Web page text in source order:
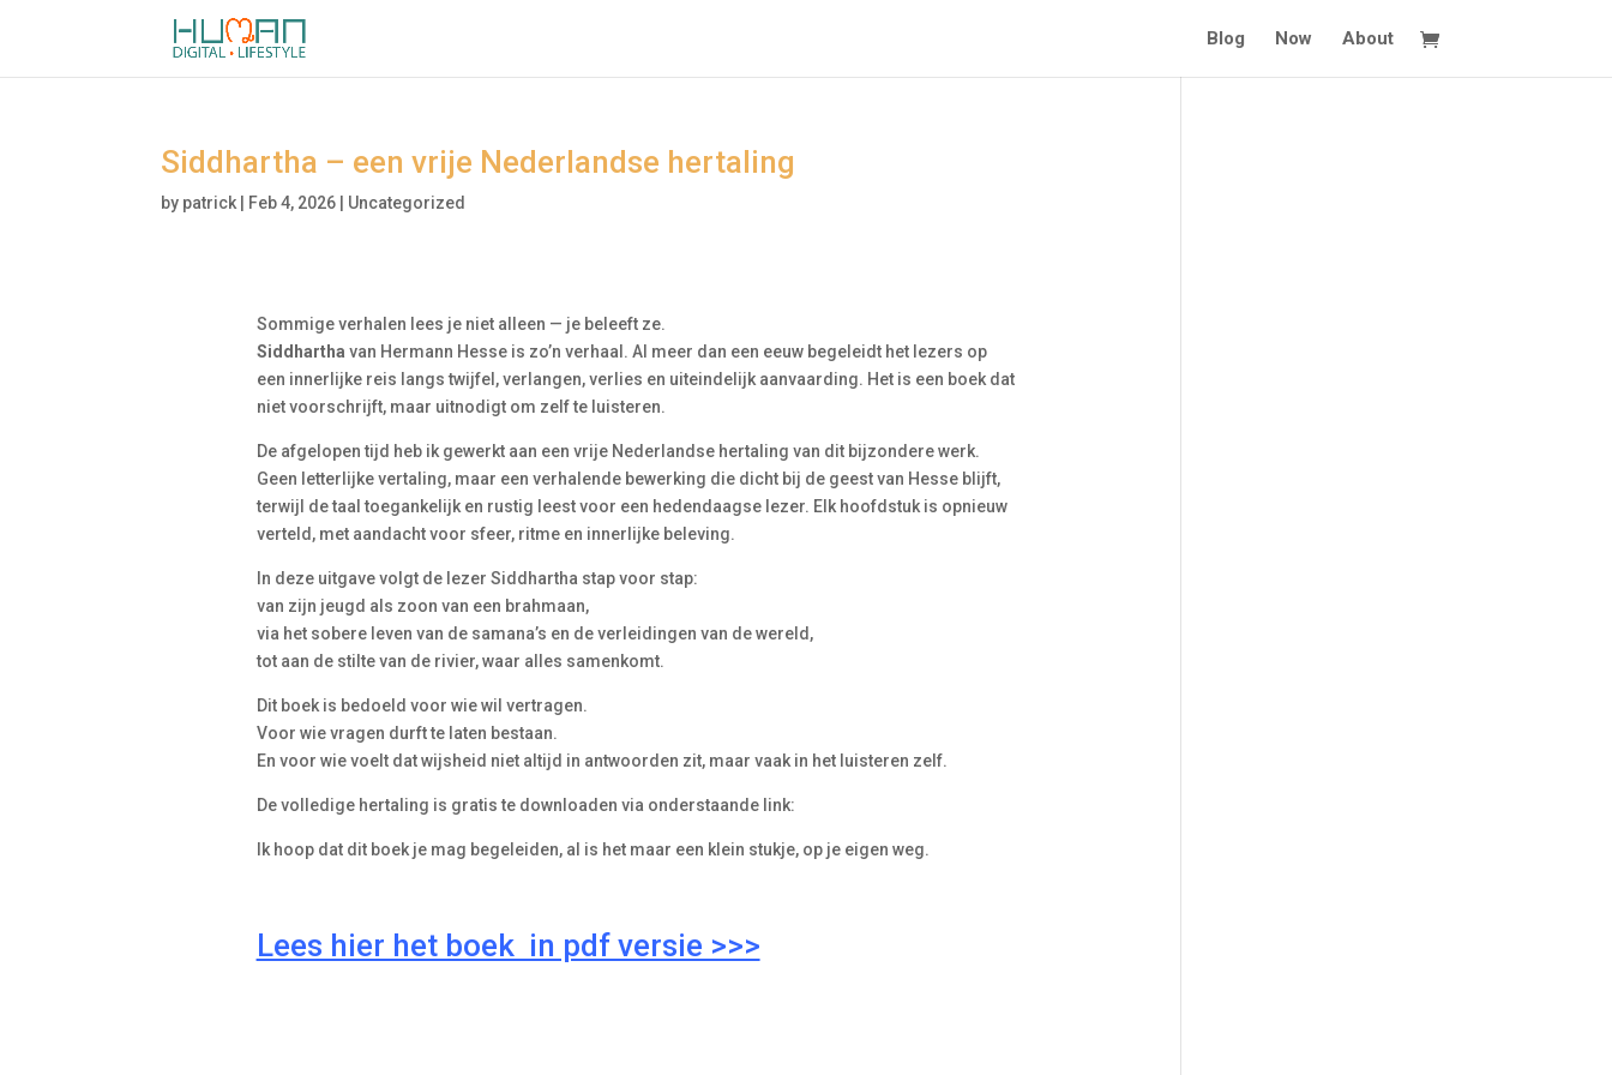
Blog Now About
Siddhartha – een vrije Nederlandse hertaling
by patrick Feb 4, 2026 Uncategorized
Sommige verhalen lees je niet alleen — je beleeft ze.
Siddhartha van Hermann Hesse is zo’n verhaal. Al meer dan een eeuw begeleidt het lezers op
een innerlijke reis langs twijfel, verlangen, verlies en uiteindelijk aanvaarding. Het is een boek dat
niet voorschrijft, maar uitnodigt om zelf te luisteren.
De afgelopen tijd heb ik gewerkt aan een vrije Nederlandse hertaling van dit bijzondere werk.
Geen letterlijke vertaling, maar een verhalende bewerking die dicht bij de geest van Hesse blijft,
terwijl de taal toegankelijk en rustig leest voor een hedendaagse lezer. Elk hoofdstuk is opnieuw
verteld, met aandacht voor sfeer, ritme en innerlijke beleving.
In deze uitgave volgt de lezer Siddhartha stap voor stap:
van zijn jeugd als zoon van een brahmaan,
via het sobere leven van de samana’s en de verleidingen van de wereld,
tot aan de stilte van de rivier, waar alles samenkomt.
Dit boek is bedoeld voor wie wil vertragen.
Voor wie vragen durft te laten bestaan.
En voor wie voelt dat wijsheid niet altijd in antwoorden zit, maar vaak in het luisteren zelf.
De volledige hertaling is gratis te downloaden via onderstaande link:
Ik hoop dat dit boek je mag begeleiden, al is het maar een klein stukje, op je eigen weg.
Lees hier het boek in pdf versie >>>